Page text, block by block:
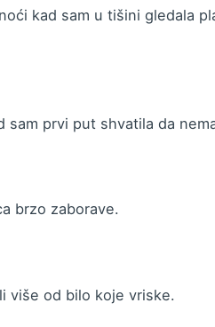
kad sam u tišini gledala
sam prvi put shvatila da
brzo zaborave.
više od bilo koje vriske.